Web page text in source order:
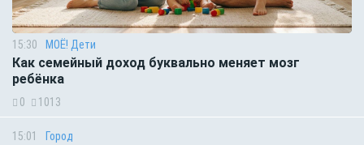
15:30 МОЁ! Дети
Как семейный доход буквально меняет мозг
ребёнка
0 1013
15:01 Город